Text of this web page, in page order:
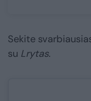
Sekite
su Lrytas.​​​